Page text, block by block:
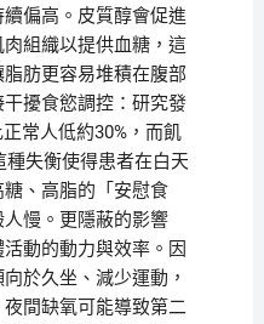
偏高。皮質醇會促進
組織以提供血糖，這
肪更容易堆積在腹部
擾食慾調控：研究發
常人低約30%，而飢
種失衡使得患者在白天
、高脂的「安慰食
慢。更隱蔽的影響
動的動力與效率。因
於久坐、減少運動，
間缺氧可能導致第二